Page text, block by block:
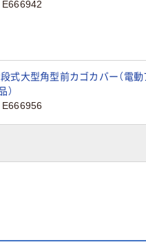
E666942
式大型角型前カゴカバー（電動
）
E666956